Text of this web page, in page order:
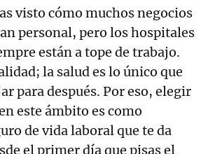
visto cómo muchos negocios
personal, pero los hospitales
están a tope de trabajo.
la salud es lo único que
para después. Por eso, elegir
este ámbito es como
de vida laboral que te da
el primer día que pisas el